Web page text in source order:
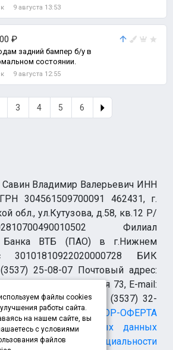
шайбой всё как и полагае
9 августа 13:53
₽
задний бампер б/у в
состоянии.
9 августа 12:55
3 4 5 6
Савин Владимир Валерьевич ИНН
304561509700091 462431, г.
обл., ул.Кутузова, д.58, кв.12 Р/
Филиал
Банка ВТБ (ПАО) в г.Нижнем
30101810922020000728 БИК
25-08-07 Почтовый адрес:
обл., г. Орск-19 а/я 73, E-mail:
ТЕЛЕФОН МОДЕРАЦИИ (3537) 32-
ДОГОВОР-ОФЕРТА
персональных данных
файлы cookies
работы сайта.
на нашем сайте, вы
с условиями
файлов